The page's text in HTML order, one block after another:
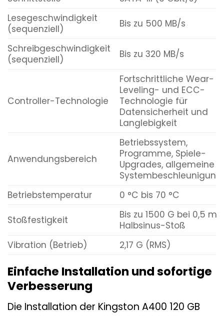
Lesegeschwindigkeit
(sequenziell)
Bis zu 500 MB/s
Schreibgeschwindigkeit
(sequenziell)
Bis zu 320 MB/s
Controller-Technologie
Fortschrittliche Wear-
Leveling- und ECC-
Technologie für
Datensicherheit und
Langlebigkeit
Anwendungsbereich
Betriebssystem,
Programme, Spiele-
Upgrades, allgemeine
Systembeschleunigung
Betriebstemperatur
0 °C bis 70 °C
Stoßfestigkeit
Bis zu 1500 G bei 0,5 ms
Halbsinus-Stoß
Vibration (Betrieb)
2,17 G (RMS)
Einfache Installation und sofortige
Verbesserung
Die Installation der Kingston A400 120 GB